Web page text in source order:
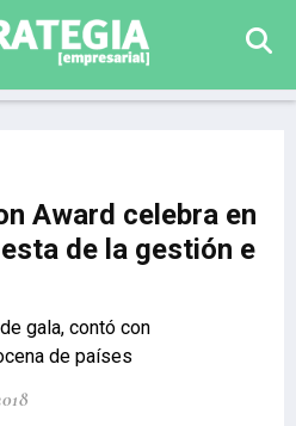
Award celebra en
de la gestión e
gala, contó con
de países